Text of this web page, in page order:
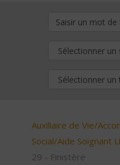
Auxiliaire de Vie/
Social/Aide Soignant
29 - Finistère